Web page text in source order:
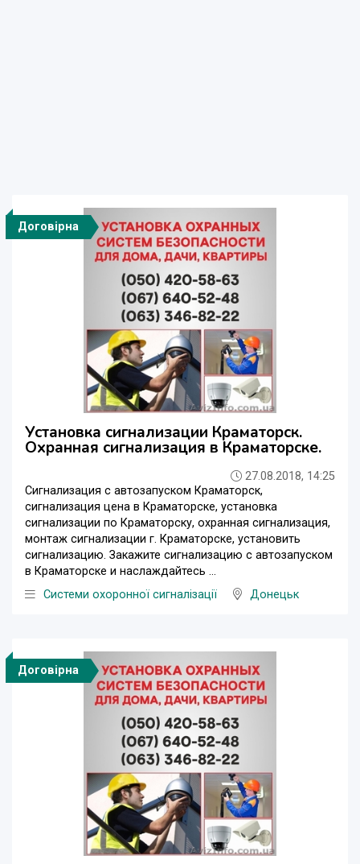
Договірна
Установка сигнализации Краматорск.
Охранная сигнализация в Краматорске.
27.08.2018, 14:25
Сигнализация с автозапуском Краматорск,
сигнализация цена в Краматорске, установка
сигнализации по Краматорску, охранная сигнализация,
монтаж сигнализации г. Краматорске, установить
сигнализацию. Закажите сигнализацию с автозапуском
в Краматорске и наслаждайтесь ...
Системи охоронної сигналізації
Донецьк
Договірна